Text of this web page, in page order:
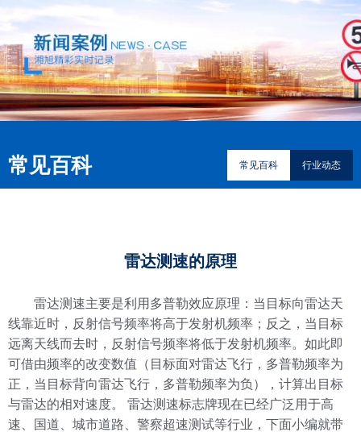
常见百科 常见百科 行业动态
雷达测速的原理
雷达测速主要是利用多普勒效应原理：当目标向雷达天
线靠近时，反射信号频率将高于发射机频率；反之，当目标
远离天线而去时，反射信号频率将低于发射机频率。如此即
可借由频率的改变数值（目标面对雷达飞行，多普勒频率为
正，当目标背向雷达飞行，多普勒频率为负），计算出目标
与雷达的相对速度。 雷达测速标志牌现在已经广泛用于高
速、国道、城市道路、警察超速测试等行业，下面小编就带